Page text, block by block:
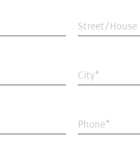
Street/House
City
Phone